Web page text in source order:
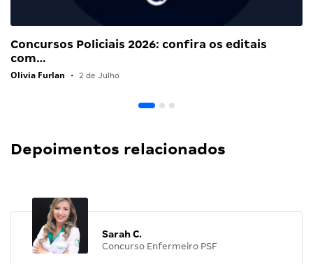
Concursos Policiais 2026: confira os editais
com…
Olivia Furlan • 2 de Julho
Depoimentos relacionados
Sarah C.
Concurso Enfermeiro PSF